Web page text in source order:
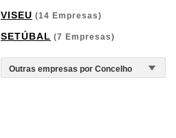
VISEU (14 Empresas)
SETÚBAL (7 Empresas)